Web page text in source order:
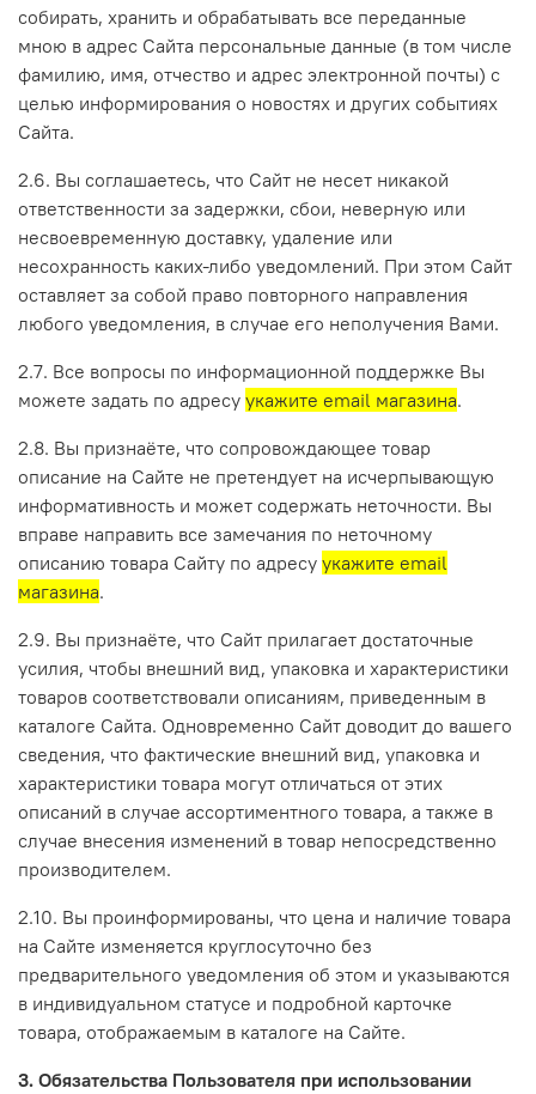
собирать, хранить и обрабатывать все переданные
мною в адрес Сайта персональные данные (в том числе
фамилию, имя, отчество и адрес электронной почты) с
целью информирования о новостях и других событиях
Сайта.
2.6. Вы соглашаетесь, что Сайт не несет никакой
ответственности за задержки, сбои, неверную или
несвоевременную доставку, удаление или
несохранность каких-либо уведомлений. При этом Сайт
оставляет за собой право повторного направления
любого уведомления, в случае его неполучения Вами.
2.7. Все вопросы по информационной поддержке Вы
можете задать по адресу укажите email магазина.
2.8. Вы признаёте, что сопровождающее товар
описание на Сайте не претендует на исчерпывающую
информативность и может содержать неточности. Вы
вправе направить все замечания по неточному
описанию товара Сайту по адресу укажите email
магазина.
2.9. Вы признаёте, что Сайт прилагает достаточные
усилия, чтобы внешний вид, упаковка и характеристики
товаров соответствовали описаниям, приведенным в
каталоге Сайта. Одновременно Сайт доводит до вашего
сведения, что фактические внешний вид, упаковка и
характеристики товара могут отличаться от этих
описаний в случае ассортиментного товара, а также в
случае внесения изменений в товар непосредственно
производителем.
2.10. Вы проинформированы, что цена и наличие товара
на Сайте изменяется круглосуточно без
предварительного уведомления об этом и указываются
в индивидуальном статусе и подробной карточке
товара, отображаемым в каталоге на Сайте.
3. Обязательства Пользователя при использовании